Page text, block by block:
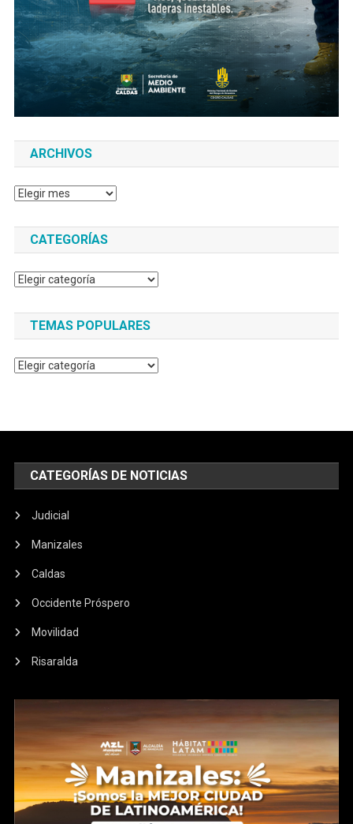
ARCHIVOS
Archivos
CATEGORÍAS
Categorías
TEMAS POPULARES
Temas
CATEGORÍAS DE NOTICIAS
Judicial
Manizales
Caldas
Occidente Próspero
Movilidad
Risaralda